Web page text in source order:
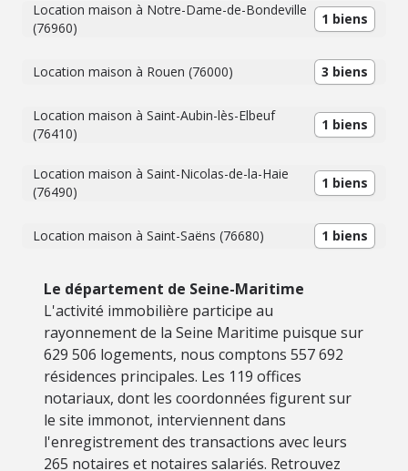
Location maison à Notre-Dame-de-Bondeville
(76960)
1 biens
Location maison à Rouen (76000) 3 biens
Location maison à Saint-Aubin-lès-Elbeuf
(76410)
1 biens
Location maison à Saint-Nicolas-de-la-Haie
(76490)
1 biens
Location maison à Saint-Saëns (76680) 1 biens
Le département de Seine-Maritime
L'activité immobilière participe au
rayonnement de la Seine Maritime puisque sur
629 506 logements, nous comptons 557 692
résidences principales. Les 119 offices
notariaux, dont les coordonnées figurent sur
le site immonot, interviennent dans
l'enregistrement des transactions avec leurs
265 notaires et notaires salariés. Retrouvez